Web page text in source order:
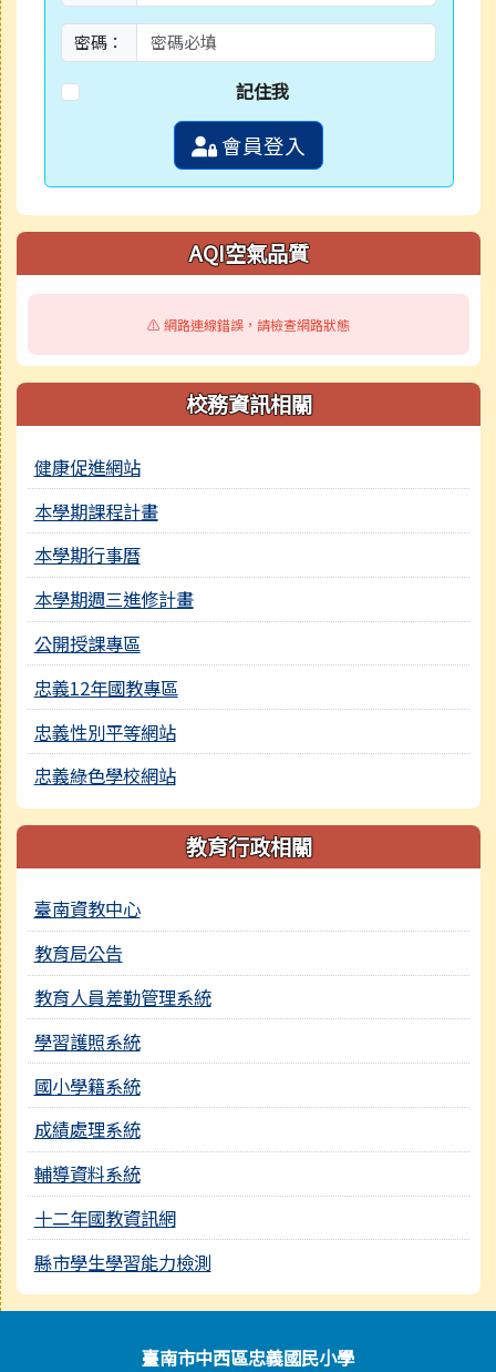
密碼：
記住我
會員登入
AQI空氣品質
⚠️ 網路連線錯誤，請檢查網路狀態
校務資訊相關
健康促進網站
本學期課程計畫
本學期行事曆
本學期週三進修計畫
公開授課專區
忠義12年國教專區
忠義性別平等網站
忠義綠色學校網站
教育行政相關
臺南資教中心
教育局公告
教育人員差勤管理系統
學習護照系統
國小學籍系統
成績處理系統
輔導資料系統
十二年國教資訊網
縣市學生學習能力檢測
頁尾區域內容臺南市中西區忠義國民小學